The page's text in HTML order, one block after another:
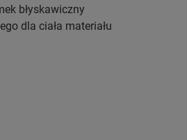
błyskawiczny
dla ciała materiału